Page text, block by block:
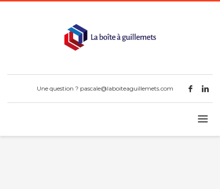
Une question ? pascale@laboiteaguillemets.com